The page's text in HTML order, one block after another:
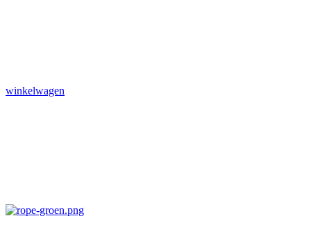
winkelwagen